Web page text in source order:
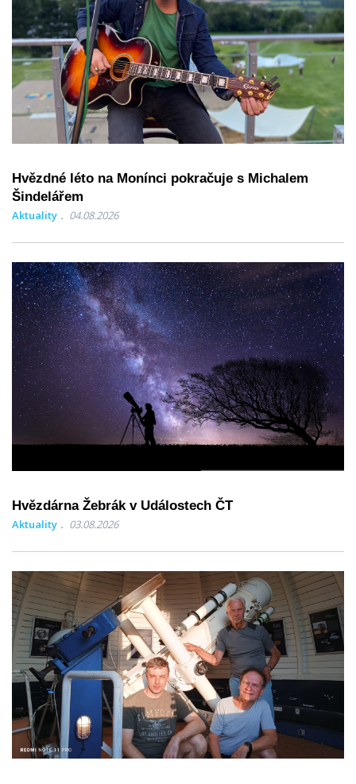
Hvězdné léto na Monínci pokračuje s Michalem
Šindelářem
Aktuality 04.08.2026
Hvězdárna Žebrák v Událostech ČT
Aktuality 03.08.2026